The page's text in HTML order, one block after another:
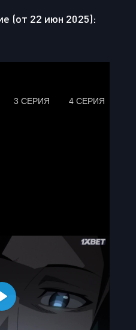
(от 22 июн 2025):